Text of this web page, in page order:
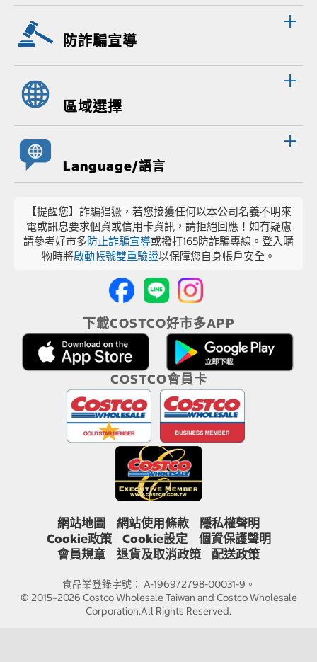
防詐騙宣導
區域選擇
Language/語言
【提醒您】詐騙猖獗，若您接獲任何以本公司名義不明來
電或訊息要求個資或信用卡資訊，請拒絕回應！如有疑慮
請參考好市多防止詐騙宣導或撥打165防詐騙專線。登入購
物時將啟動帳號雙重驗證以保障您自身帳戶安全。
下載COSTCO好市多APP
COSTCO會員卡
網站地圖 網站使用條款
隱私權聲明
Cookie政策
Cookie設定
個資保護聲明
會員規章
退貨及取消政策 配送政策
食品業登錄字號： A-196972798-00031-9。
© 2015~2026 Costco Wholesale Taiwan and Costco Wholesale
Corporation.All Rights Reserved.